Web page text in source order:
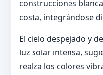
construcciones
costa, integrándose
El cielo despejado y
luz solar intensa,
realza los colores